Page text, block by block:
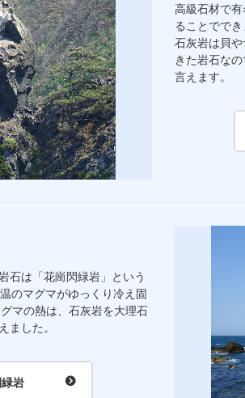
高級石材で
ることでで
石灰岩は貝
きた岩石な
言えます。
石は「花崗閃緑岩」という
のマグマがゆっくり冷え固
マの熱は、石灰岩を大理石
ました。
岩